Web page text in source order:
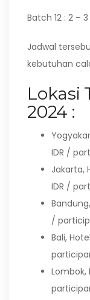
Batch 12 : 2 –
Jadwal
kebutuhan
Lokasi
2024 :
IDR /
Jakarta,
IDR /
/
Bali,
Lombok,